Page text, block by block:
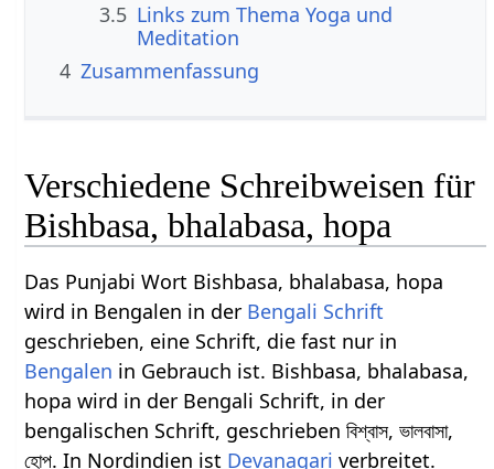
3.5 Links zum Thema Yoga und
Meditation
4 Zusammenfassung
Verschiedene Schreibweisen für
Bishbasa, bhalabasa, hopa
Das Punjabi Wort Bishbasa, bhalabasa, hopa
wird in Bengalen in der Bengali Schrift
geschrieben, eine Schrift, die fast nur in
Bengalen in Gebrauch ist. Bishbasa, bhalabasa,
hopa wird in der Bengali Schrift, in der
bengalischen Schrift, geschrieben বিশ্বাস, ভালবাসা,
হোপ. In Nordindien ist Devanagari verbreitet.